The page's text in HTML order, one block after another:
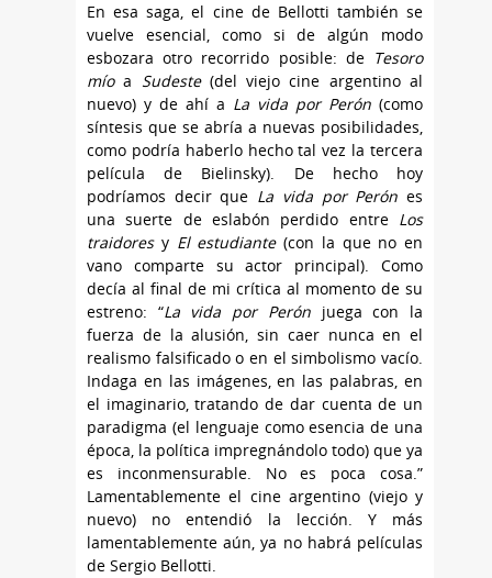
En esa saga, el cine de Bellotti también se
vuelve esencial, como si de algún modo
esbozara otro recorrido posible: de Tesoro
míoa Sudeste(del viejo cine argentino al
nuevo) y de ahí a La vida por Perón (como
síntesis que se abría a nuevas posibilidades,
como podría haberlo hecho tal vez la tercera
película de Bielinsky). De hecho hoy
podríamos decir que La vida por Perónes
una suerte de eslabón perdido entre Los
traidoresy El estudiante(con la que no en
vano comparte su actor principal). Como
decía al final de mi crítica al momento de su
estreno: “La vida por Perónjuega con la
fuerza de la alusión, sin caer nunca en el
realismo falsificado o en el simbolismo vacío.
Indaga en las imágenes, en las palabras, en
el imaginario, tratando de dar cuenta de un
paradigma (el lenguaje como esencia de una
época, la política impregnándolo todo) que ya
es inconmensurable. No es poca cosa.”
Lamentablemente el cine argentino (viejo y
nuevo) no entendió la lección. Y más
lamentablemente aún, ya no habrá películas
de Sergio Bellotti.